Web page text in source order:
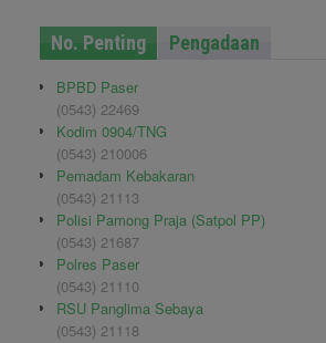
No. Penting Pengadaan
BPBD Paser
(0543) 22469
Kodim 0904/TNG
(0543) 210006
Pemadam Kebakaran
(0543) 21113
Polisi Pamong Praja (Satpol PP)
(0543) 21687
Polres Paser
(0543) 21110
RSU Panglima Sebaya
(0543) 21118